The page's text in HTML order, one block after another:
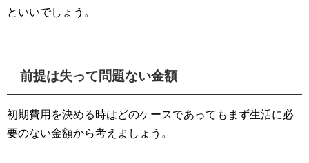
といいでしょう。
前提は失って問題ない金額
初期費用を決める時はどのケースであってもまず生活に必
要のない金額から考えましょう。